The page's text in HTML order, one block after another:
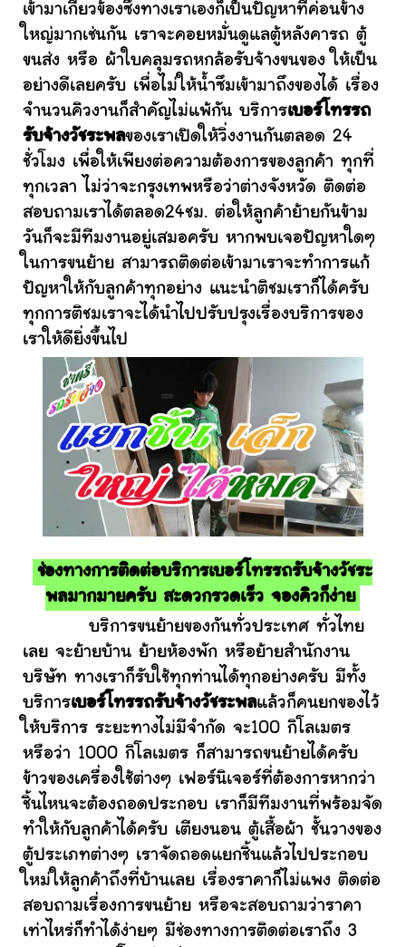
เข้ามาเกี่ยวข้องซึ่งทางเราเองก็เป็นปัญหาที่ค่อนข้าง
ใหญ่มากเช่นกัน เราจะคอยหมั่นดูแลตู้หลังคารถ ตู้
ขนส่ง หรือ ผ้าใบคลุมรถหกล้อรับจ้างขนของ ให้เป็น
อย่างดีเลยครับ เพื่อไม่ให้น้ำซึมเข้ามาถึงของได้ เรื่อง
จำนวนคิวงานก็สำคัญไม่แพ้กัน บริการเบอร์โทรรถ
รับจ้างวัชระพลของเราเปิดให้วิ่งงานกันตลอด 24
ชั่วโมง เพื่อให้เพียงต่อความต้องการของลูกค้า ทุกที่
ทุกเวลา ไม่ว่าจะกรุงเทพหรือว่าต่างจังหวัด ติดต่อ
สอบถามเราได้ตลอด24ชม. ต่อให้ลูกค้าย้ายกันข้าม
วันก็จะมีทีมงานอยู่เสมอครับ หากพบเจอปัญหาใดๆ
ในการขนย้าย สามารถติดต่อเข้ามาเราจะทำการแก้
ปัญหาให้กับลูกค้าทุกอย่าง แนะนำติชมเราก็ได้ครับ
ทุกการติชมเราจะได้นำไปปรับปรุงเรื่องบริการของ
เราให้ดียิ่งขึ้นไป
ช่องทางการติดต่อบริการเบอร์โทรรถรับจ้างวัชระ
พลมากมายครับ สะดวกรวดเร็ว จองคิวก็ง่าย
บริการขนย้ายของกันทั่วประเทศ ทั่วไทย
เลย จะย้ายบ้าน ย้ายห้องพัก หรือย้ายสำนักงาน
บริษัท ทางเราก็รับใช้ทุกท่านได้ทุกอย่างครับ มีทั้ง
บริการเบอร์โทรรถรับจ้างวัชระพลแล้วก็คนยกของไว้
ให้บริการ ระยะทางไม่มีจำกัด จะ100 กิโลเมตร
หรือว่า 1000 กิโลเมตร ก็สามารถขนย้ายได้ครับ
ข้าวของเครื่องใช้ต่างๆ เฟอร์นิเจอร์ที่ต้องการหากว่า
ชิ้นไหนจะต้องถอดประกอบ เราก็มีทีมงานที่พร้อมจัด
ทำให้กับลูกค้าได้ครับ เตียงนอน ตู้เสื้อผ้า ชั้นวางของ
ตู้ประเภทต่างๆ เราจัดถอดแยกชิ้นแล้วไปประกอบ
ใหม่ให้ลูกค้าถึงที่บ้านเลย เรื่องราคาก็ไม่แพง ติดต่อ
สอบถามเรื่องการขนย้าย หรือจะสอบถามว่าราคา
เท่าไหร่ก็ทำได้ง่ายๆ มีช่องทางการติดต่อเราถึง 3